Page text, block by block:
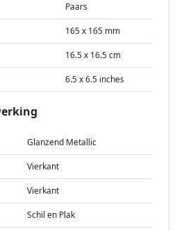
Paars
165 x 165 mm
16.5 x 16.5 cm
6.5 x 6.5 inches
Glanzend Metallic
Vierkant
Vierkant
Schil en Plak